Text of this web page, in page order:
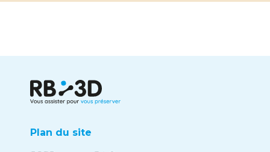
Plan du site